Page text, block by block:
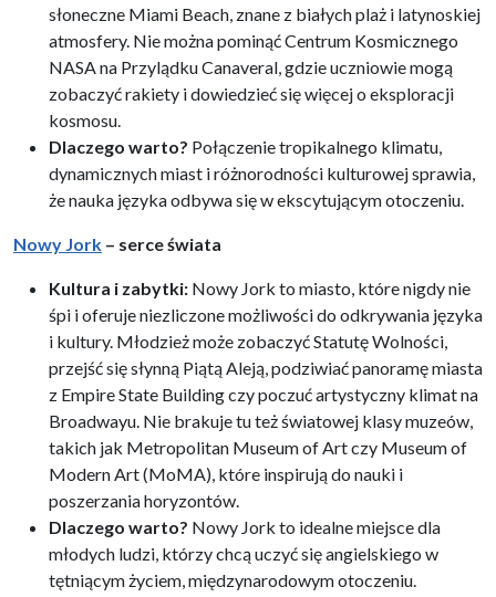
słoneczne Miami Beach, znane z białych plaż i latynoskiej
atmosfery. Nie można pominąć Centrum Kosmicznego
NASA na Przylądku Canaveral, gdzie uczniowie mogą
zobaczyć rakiety i dowiedzieć się więcej o eksploracji
kosmosu.
Dlaczego warto? Połączenie tropikalnego klimatu,
dynamicznych miast i różnorodności kulturowej sprawia,
że nauka języka odbywa się w ekscytującym otoczeniu.
Nowy Jork – serce świata
Kultura i zabytki: Nowy Jork to miasto, które nigdy nie
śpi i oferuje niezliczone możliwości do odkrywania języka
i kultury. Młodzież może zobaczyćStatutę Wolności,
przejść się słynną Piątą Aleją, podziwiać panoramę miasta
z Empire State Building czy poczuć artystyczny klimat na
Broadwayu. Nie brakuje tu też światowej klasy muzeów,
takich jak Metropolitan Museum of Art czy Museum of
Modern Art (MoMA), które inspirują do nauki i
poszerzania horyzontów.
Dlaczego warto? Nowy Jork to idealne miejsce dla
młodych ludzi, którzy chcą uczyć się angielskiego w
tętniącym życiem, międzynarodowym otoczeniu.